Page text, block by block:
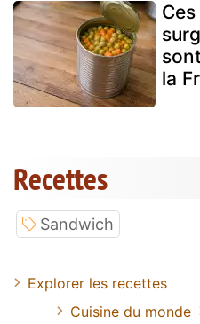
la
Recettes
Sandwich
Explorer les recettes
Cuisine du monde